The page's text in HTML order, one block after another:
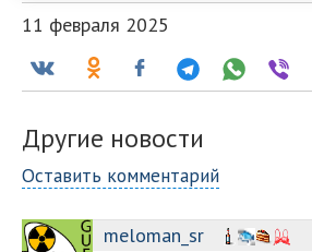
11 февраля 2025
Другие новости
Оставить комментарий
meloman_sr